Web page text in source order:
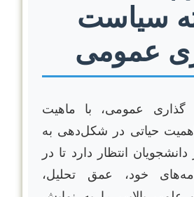
سیاست
عمومی
عمومی، با ماهیت
حیاتی در شکل‌دهی به
دانشجویان انتظار دارد تا در
خود، عمق تحلیل،